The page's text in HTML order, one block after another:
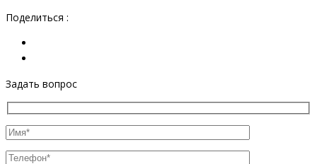
Поделиться :
Задать вопрос